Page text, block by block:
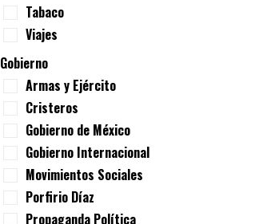
Tabaco
Viajes
Gobierno
Armas y Ejército
Cristeros
Gobierno de México
Gobierno Internacional
Movimientos Sociales
Porfirio Díaz
Propaganda Política